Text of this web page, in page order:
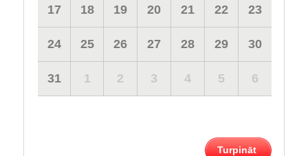
17 18 19 20 21 22 23
24 25 26 27 28 29 30
31 1 2 3 4 5 6
Turpināt